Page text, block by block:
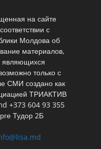
на сайте
с
Молдова об
материалов,
являющихся
только с
СМИ создано как
ТРИАКТИВ
+373 604 93 355
Тудор 2Б